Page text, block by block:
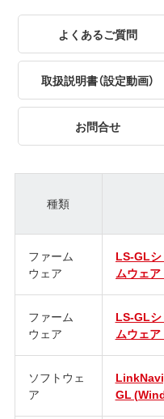
よくあるご質問
取扱説明書（設定動画）
お問合せ
種類
ファーム
ウェア
LS-GLシ
ムウェア
ファーム
ウェア
LS-GLシ
ムウェア
ソフトウェ
ア
GL